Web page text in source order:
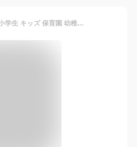
選べる12種類 キッズ 子供用 小学生 キッズ 保育園 幼稚園 通園 子供 かわいい 遠足リュック バックパック トベルト 子供用 女の子 男の子 人気柄 軽量 ボディバッグ メンズ レディース ボディバッグ キッズ ワンショルダーバッグ メンズ ワンショルダーバッグ キッズ